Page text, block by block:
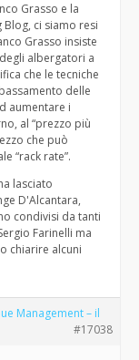
Grasso e la
ci siamo resi
Grasso insiste
albergatori a
che le tecniche
delle
aumentare i
al “prezzo più
che può
“rack rate”.
lasciato
D'Alcantara,
condivisi da tanti
Farinelli ma
chiarire alcuni
Management – il
#17038